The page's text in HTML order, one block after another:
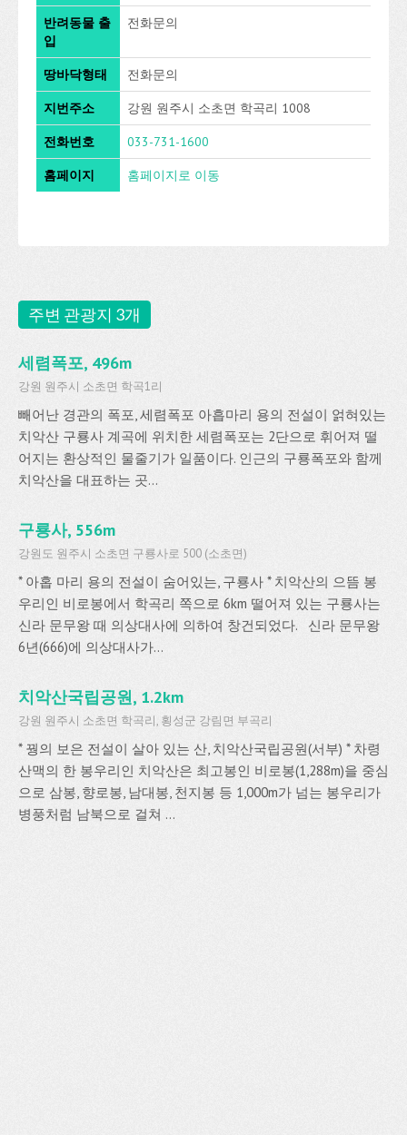
반려동물 출
입
전화문의
땅바닥형태 전화문의
지번주소 강원 원주시 소초면 학곡리 1008
전화번호 033-731-1600
홈페이지 홈페이지로 이동
주변 관광지 3개
세렴폭포, 496m
강원 원주시 소초면 학곡1리
빼어난 경관의 폭포, 세렴폭포 아흡마리 용의 전설이 얽혀있는
치악산 구룡사 계곡에 위치한 세렴폭포는 2단으로 휘어져 떨
어지는 환상적인 물줄기가 일품이다. 인근의 구룡폭포와 함께
치악산을 대표하는 곳...
구룡사, 556m
강원도 원주시 소초면 구룡사로 500 (소초면)
* 아홉 마리 용의 전설이 숨어있는, 구룡사 * 치악산의 으뜸 봉
우리인 비로봉에서 학곡리 쪽으로 6km 떨어져 있는 구룡사는
신라 문무왕 때 의상대사에 의하여 창건되었다. 신라 문무왕
6년(666)에 의상대사가...
치악산국립공원, 1.2km
강원 원주시 소초면 학곡리, 횡성군 강림면 부곡리
* 꿩의 보은 전설이 살아 있는 산, 치악산국립공원(서부) * 차령
산맥의 한 봉우리인 치악산은 최고봉인 비로봉(1,288m)을 중심
으로 삼봉, 향로봉, 남대봉, 천지봉 등 1,000m가 넘는 봉우리가
병풍처럼 남북으로 걸쳐 ...